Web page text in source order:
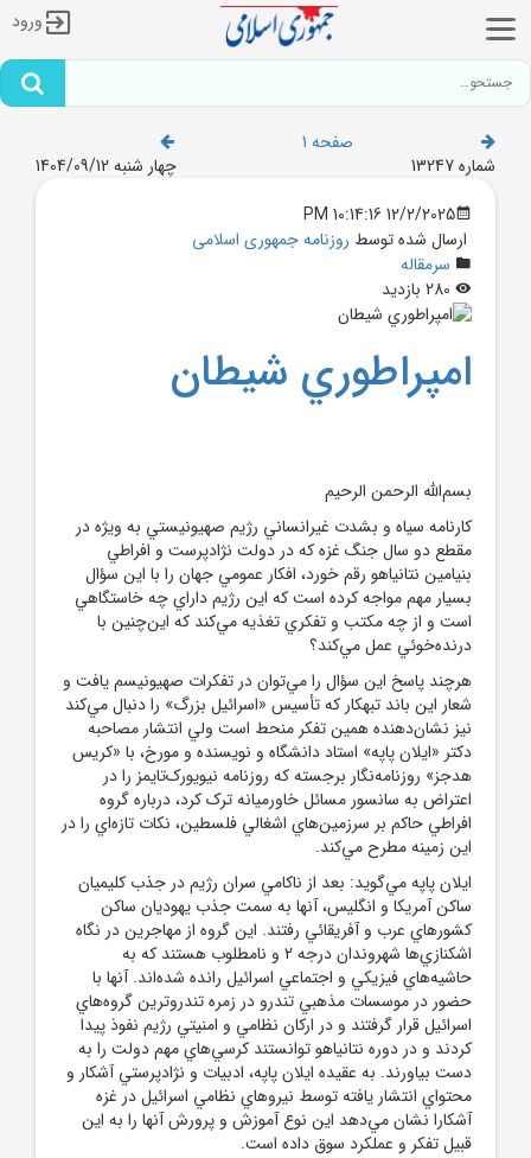
ورود
صفحه 1
شماره 13247
چهار شنبه 1404/09/12
12/2/2025 10:14:16 PM
ارسال شده توسط روزنامه جمهوری اسلامی
سرمقاله
امپراطوري شيطان
بسم‌الله الرحمن الرحيم
کارنامه سياه و بشدت غيرانساني رژيم صهيونيستي به ويژه در
مقطع دو سال جنگ غزه که در دولت نژادپرست و افراطي
بنيامين نتانياهو رقم خورد، افکار عمومي جهان را با اين سؤال
بسيار مهم مواجه کرده است که اين رژيم داراي چه خاستگاهي
است و از چه مکتب و تفکري تغذيه مي‌کند که اين‌چنين با
درنده‌خوئي عمل مي‌کند؟
هرچند پاسخ اين سؤال را مي‌توان در تفکرات صهيونيسم يافت و
شعار اين باند تبهکار که تأسيس «اسرائيل بزرگ» را دنبال مي‌کند
نيز نشان‌دهنده همين تفکر منحط است ولي انتشار مصاحبه
دکتر «ايلان پاپه» استاد دانشگاه و نويسنده و مورخ، با «کريس
هدجز» روزنامه‌نگار برجسته که روزنامه نيويورک‌تايمز را در
اعتراض به سانسور مسائل خاورميانه ترک کرد، درباره گروه
افراطي حاکم بر سرزمين‌هاي اشغالي فلسطين، نکات تازه‌اي را در
اين زمينه مطرح مي‌کند.
ايلان پاپه مي‌گويد: بعد از ناکامي سران رژيم در جذب کليميان
ساکن آمريکا و انگليس، آنها به سمت جذب يهوديان ساکن
کشورهاي عرب و آفريقائي رفتند. اين گروه از مهاجرين در نگاه
اشکنازي‌ها شهروندان درجه 2 و نامطلوب هستند که به
حاشيه‌هاي فيزيکي و اجتماعي اسرائيل رانده شده‌اند. آنها با
حضور در موسسات مذهبي تندرو در زمره تندروترين گروه‌هاي
اسرائيل قرار گرفتند و در ارکان نظامي و امنيتي رژيم نفوذ پيدا
کردند و در دوره نتانياهو توانستند کرسي‌هاي مهم دولت را به
دست بياورند. به عقيده ايلان پاپه، ادبيات و نژادپرستي آشکار و
محتواي انتشار يافته توسط نيروهاي نظامي اسرائيل در غزه
آشکارا نشان مي‌دهد اين نوع آموزش و پرورش آنها را به اين
قبيل تفکر و عملکرد سوق داده است.